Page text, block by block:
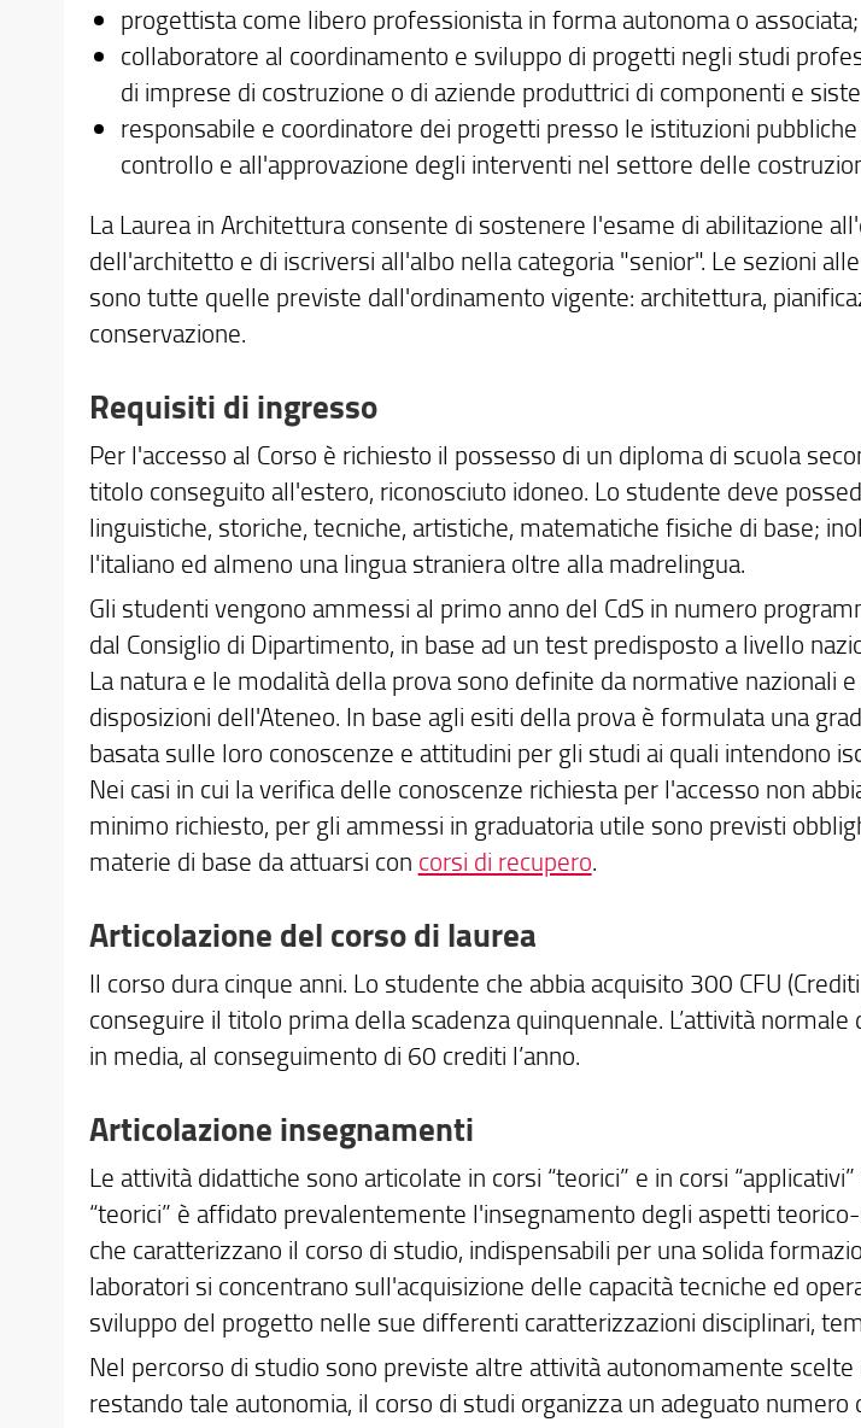
progettista come libero professionista in forma autonoma o associata;
collaboratore al coordinamento e sviluppo di progetti negli studi
di imprese di costruzione o di aziende produttrici di componenti e
responsabile e coordinatore dei progetti presso le istituzioni
controllo e all'approvazione degli interventi nel settore delle
La Laurea in Architettura consente di sostenere l'esame di abilitazione
dell'architetto e di iscriversi all'albo nella categoria "senior". Le sezioni
sono tutte quelle previste dall'ordinamento vigente: architettura,
conservazione.
Requisiti di ingresso
Per l'accesso al Corso è richiesto il possesso di un diploma di scuola
titolo conseguito all'estero, riconosciuto idoneo. Lo studente deve
linguistiche, storiche, tecniche, artistiche, matematiche fisiche di base;
l'italiano ed almeno una lingua straniera oltre alla madrelingua.
Gli studenti vengono ammessi al primo anno del CdS in numero
dal Consiglio di Dipartimento, in base ad un test predisposto a livello
La natura e le modalità della prova sono definite da normative nazionali
disposizioni dell'Ateneo. In base agli esiti della prova è formulata una
basata sulle loro conoscenze e attitudini per gli studi ai quali intendono
Nei casi in cui la verifica delle conoscenze richiesta per l'accesso non
minimo richiesto, per gli ammessi in graduatoria utile sono previsti
materie di base da attuarsi con corsi di recupero.
Articolazione del corso di laurea
Il corso dura cinque anni. Lo studente che abbia acquisito 300 CFU
conseguire il titolo prima della scadenza quinquennale. L’attività
in media, al conseguimento di 60 crediti l’anno.
Articolazione insegnamenti
Le attività didattiche sono articolate in corsi “teorici” e in corsi
“teorici” è affidato prevalentemente l'insegnamento degli aspetti
che caratterizzano il corso di studio, indispensabili per una solida
laboratori si concentrano sull'acquisizione delle capacità tecniche ed
sviluppo del progetto nelle sue differenti caratterizzazioni disciplinari,
Nel percorso di studio sono previste altre attività autonomamente
restando tale autonomia, il corso di studi organizza un adeguato